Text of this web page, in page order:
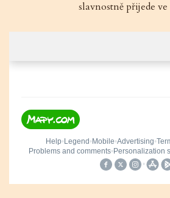
slavnostně přijede ve